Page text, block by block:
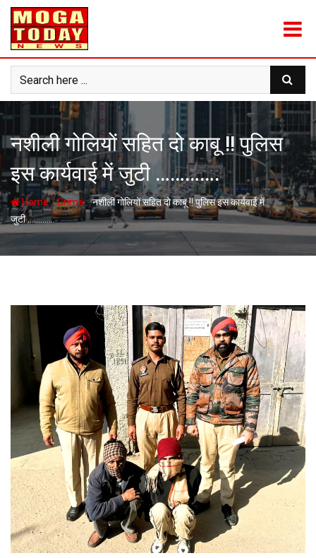
Skip
content
नशीली गोलियों सहित दो काबू !! पुलिस
इस कार्यवाई में जुटी ………….
Home-Crime-नशीली गोलियों सहित दो काबू !! पुलिस इस कार्यवाई में
जुटी ………….